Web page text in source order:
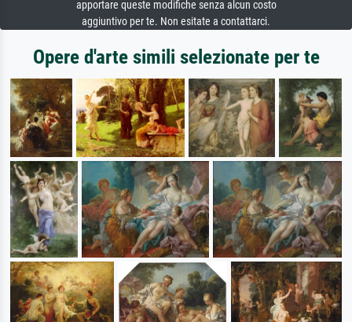
apportare queste modifiche senza alcun costo
aggiuntivo per te. Non esitate a contattarci.
Opere d'arte simili selezionate per te